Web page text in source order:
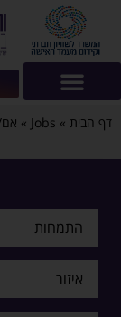
דף הבית »
Jobs
» אם/
התמחות
איזור